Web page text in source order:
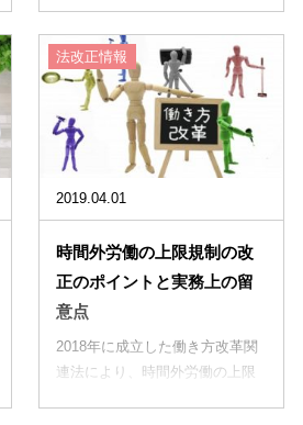
れ...
法改正情報
2019.04.01
時間外労働の上限規制の改
正のポイントと実務上の留
意点
2018年に成立した働き方改革関
連法により、時間外労働の上限